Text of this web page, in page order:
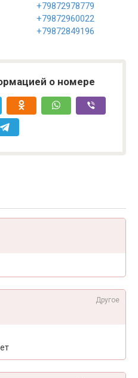
+79872978779
+79872960022
+79872849196
о номере
Другое